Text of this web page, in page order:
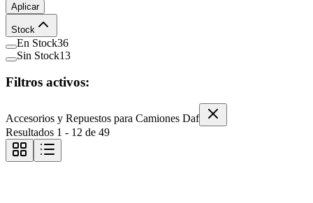
Aplicar
Stock
En Stock36
Sin Stock13
Filtros activos:
Accesorios y Repuestos para Camiones Daf
Resultados 1 - 12 de 49